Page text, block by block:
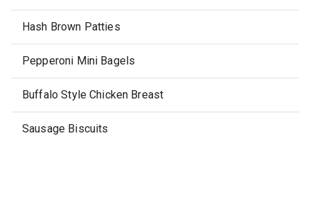
Hash Brown Patties
Pepperoni Mini Bagels
Buffalo Style Chicken Breast
Sausage Biscuits